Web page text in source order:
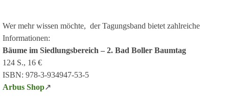
Wer mehr wissen möchte, der Tagungsband bietet zahlreiche
Informationen:
Bäume im Siedlungsbereich – 2. Bad Boller Baumtag
124 S., 16 €
ISBN: 978-3-934947-53-5
Arbus Shop↗